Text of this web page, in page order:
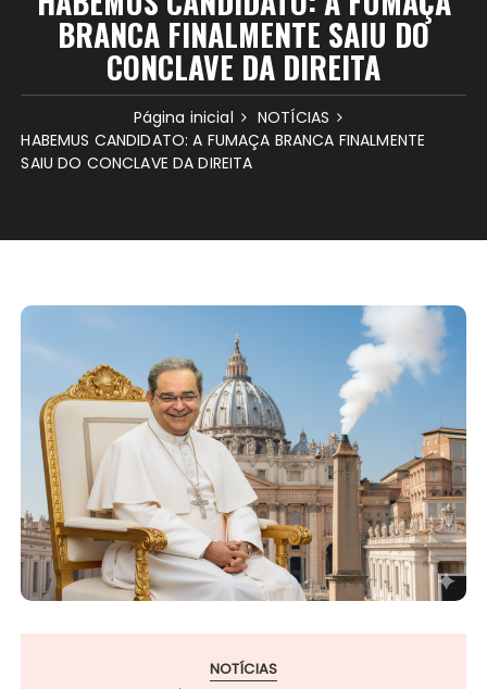
BRANCA FINALMENTE SAIU DO
CONCLAVE DA DIREITA
Página inicial
NOTÍCIAS
HABEMUS CANDIDATO: A FUMAÇA BRANCA FINALMENTE
SAIU DO CONCLAVE DA DIREITA
NOTÍCIAS